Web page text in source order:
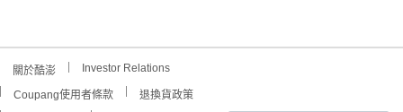
關於酷澎 Investor Relations
Coupang使用者條款
退換貨政策